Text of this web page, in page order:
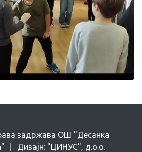
задржава ОШ "Десанка
| Дизајн: "ЦИНУС", д.о.о.